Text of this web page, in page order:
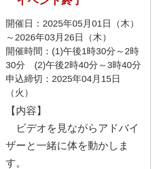
開催日：2025年05月01日（木）
～2026年03月26日（木）
開催時間：(1)午後1時30分～2時
30分 (2)午後2時40分～3時40分
申込締切：2025年04月15日
（火）
【内容】
ビデオを見ながらアドバイ
ザーと一緒に体を動かしま
す。